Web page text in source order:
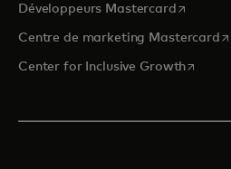
Développeurs Mastercards’ouvre
Centre de marketing Mastercard
Center for Inclusive Growth